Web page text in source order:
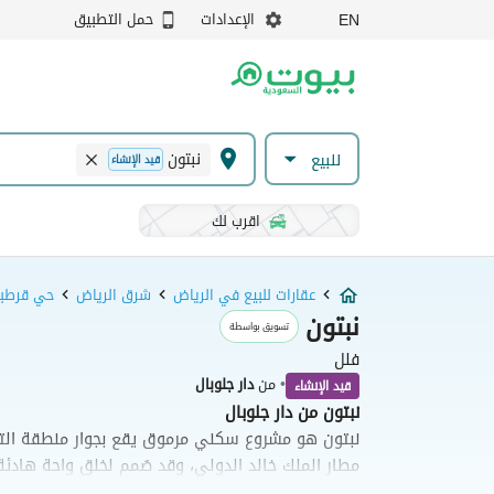
EN الإعدادات حمل التطبيق
للبيع نبتون قيد الإنشاء
اقرب لك
عقارات للبيع في الرياض شرق الرياض حي
نبتون تسويق بواسطة
فلل
قيد الإنشاء •مندار جلوبال
نبتون من دار جلوبال
نبتون هو مشروع سكني مرموق يقع بجوار منطقة
مطار الملك خالد الدولي، وقد صُمم لخلق واحة